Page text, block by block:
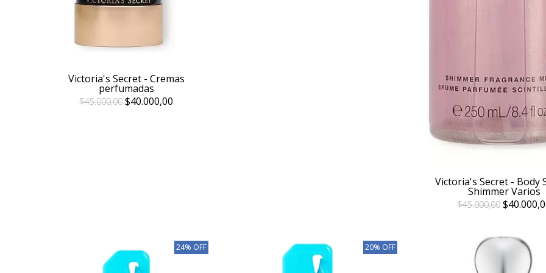
Victoria's Secret - Cremas
perfumadas
$45.000,00 $40.000,00
Victoria's Secret - Body
Shimmer Varios
$45.000,00
24% OFF 20% OFF